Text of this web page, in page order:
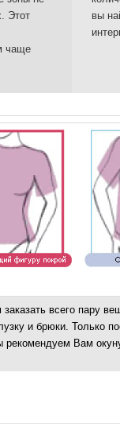
Этот
чаще
вы
всего пару
и брюки. Только
Вам